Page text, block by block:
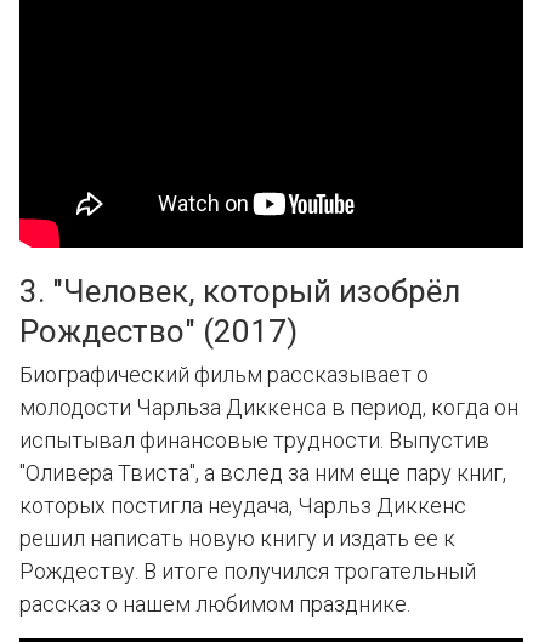
3. "Человек, который изобрёл
Рождество" (2017)
Биографический фильм рассказывает о
молодости Чарльза Диккенса в период, когда он
испытывал финансовые трудности. Выпустив
"Оливера Твиста", а вслед за ним еще пару книг,
которых постигла неудача, Чарльз Диккенс
решил написать новую книгу и издать ее к
Рождеству. В итоге получился трогательный
рассказ о нашем любимом празднике.